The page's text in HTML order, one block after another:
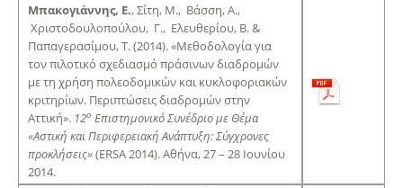
Μπακογιάννης, E., Σίτη, M., Βάσση, Α.,
Χριστοδουλοπούλου, Γ., Ελευθερίου, Β. &
Παπαγερασίμου, Τ. (2014). «Μεθοδολογία για
τον πιλοτικό σχεδιασμό πράσινων διαδρομών
με τη χρήση πολεοδομικών και κυκλοφοριακών
κριτηρίων. Περιπτώσεις διαδρομών στην
Αττική». 12ο Επιστημονικό Συνέδριο με Θέμα
«Αστική και Περιφερειακή Ανάπτυξη: Σύγχρονες
προκλήσεις»(ERSA 2014). Αθήνα, 27 – 28 Ιουνίου
2014.